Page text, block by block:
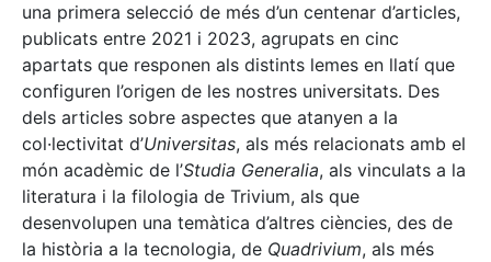
una primera selecció de més d’un centenar d’articles,
publicats entre 2021 i 2023, agrupats en cinc
apartats que responen als distints lemes en llatí que
configuren l’origen de les nostres universitats. Des
dels articles sobre aspectes que atanyen a la
col·lectivitat d’Universitas, als més relacionats amb el
món acadèmic de l’Studia Generalia, als vinculats a la
literatura i la filologia de Trivium, als que
desenvolupen una temàtica d’altres ciències, des de
la història a la tecnologia, de Quadrivium, als més